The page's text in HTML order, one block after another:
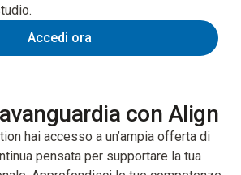
Accedi ora
con Align
hai accesso a un’ampia offerta di
pensata per supportare la tua